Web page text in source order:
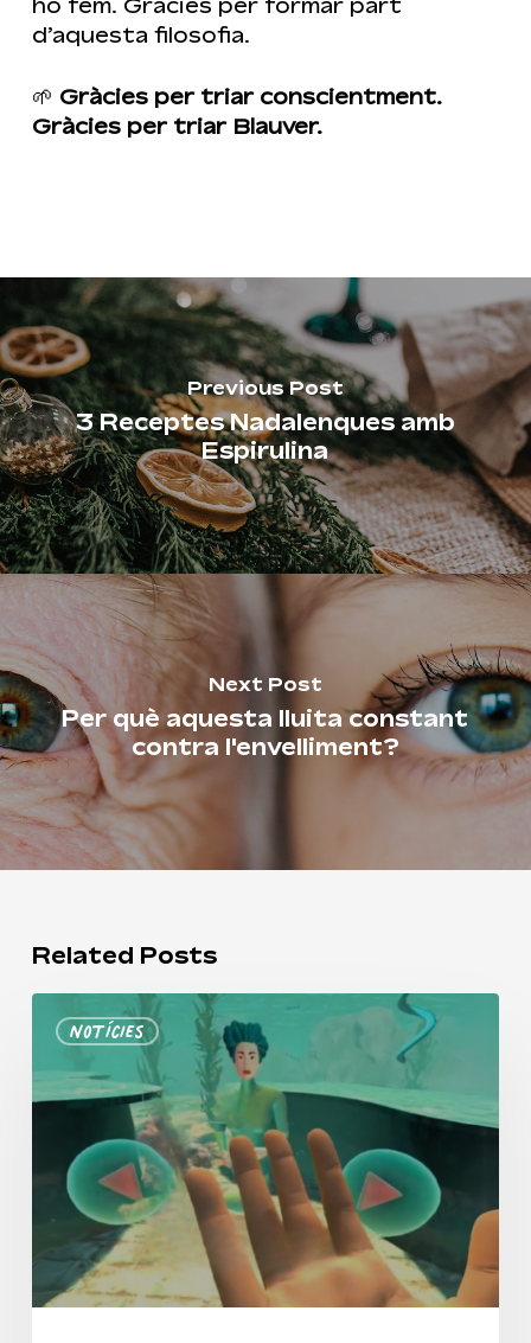
d’aquesta filosofia.
🌱 Gràcies per triar conscientment.
Gràcies per triar Blauver.
Previous Post
3 Receptes Nadalenques amb
Espirulina
Next Post
Per què aquesta lluita constant
contra l'envelliment?
Related Posts
Notícies
l’Espirulina
Realitat